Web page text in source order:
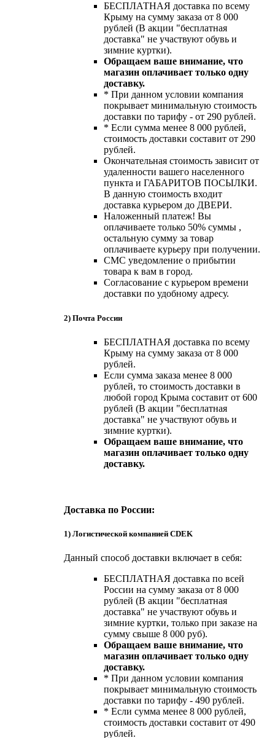
БЕСПЛАТНАЯ доставка по всему
Крыму на сумму заказа от 8 000
рублей (В акции "бесплатная
доставка" не участвуют обувь и
зимние куртки).
Обращаем ваше внимание, что
магазин оплачивает только одну
доставку.
* При данном условии компания
покрывает минимальную стоимость
доставки по тарифу - от 290 рублей.
* Если сумма менее 8 000 рублей,
стоимость доставки составит от 290
рублей.
Окончательная стоимость зависит от
удаленности вашего населенного
пункта и ГАБАРИТОВ ПОСЫЛКИ.
В данную стоимость входит
доставка курьером до ДВЕРИ.
Наложенный платеж! Вы
оплачиваете только 50% суммы ,
остальную сумму за товар
оплачиваете курьеру при получении.
СМС уведомление о прибытии
товара к вам в город.
Согласование с курьером времени
доставки по удобному адресу.
2) Почта России
БЕСПЛАТНАЯ доставка по всему
Крыму на сумму заказа от 8 000
рублей.
Если сумма заказа менее 8 000
рублей, то стоимость доставки в
любой город Крыма составит от 600
рублей (В акции "бесплатная
доставка" не участвуют обувь и
зимние куртки).
Обращаем ваше внимание, что
магазин оплачивает только одну
доставку.
Доставка по России:
1) Логистической компанией CDEK
Данный способ доставки включает в себя:
БЕСПЛАТНАЯ доставка по всей
России на сумму заказа от 8 000
рублей (В акции "бесплатная
доставка" не участвуют обувь и
зимние куртки, только при заказе на
сумму свыше 8 000 руб).
Обращаем ваше внимание, что
магазин оплачивает только одну
доставку.
* При данном условии компания
покрывает минимальную стоимость
доставки по тарифу - 490 рублей.
* Если сумма менее 8 000 рублей,
стоимость доставки составит от 490
рублей.